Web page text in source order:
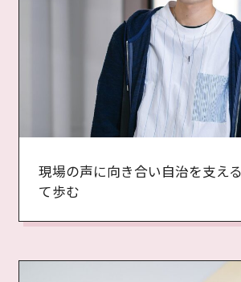
現場の声に向き合い自治を支え
て歩む